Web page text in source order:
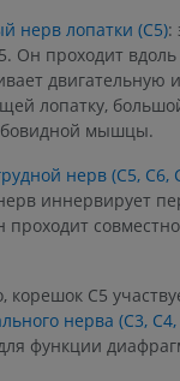
нервной
нерв лопатки (C5):
Он проходит
лопатку,
мышцы.
нерв (C5, C6,
нерв иннервирует
проходит
корешок C5
нерва (C3, C4,
функции